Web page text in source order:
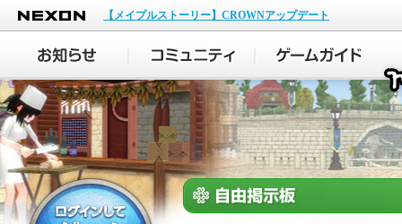
NEXON
【メイプルストーリー】CROWNアップデート